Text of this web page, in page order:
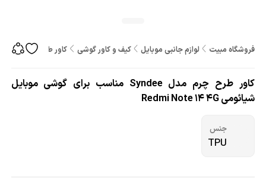
فروشگاه مبیت لوازم جانبی موبایل کیف و کاور گوشی کاور طرح چرم مدل Syndee مناسب برای گوشی موبایل شیائومی Redmi Note 14 4G
کاور طرح چرم مدل Syndee مناسب برای گوشی موبایل
شیائومی Redmi Note 14 4G
جنس
TPU